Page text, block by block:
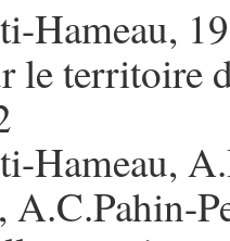
Hameau,
le territoire
Hameau,